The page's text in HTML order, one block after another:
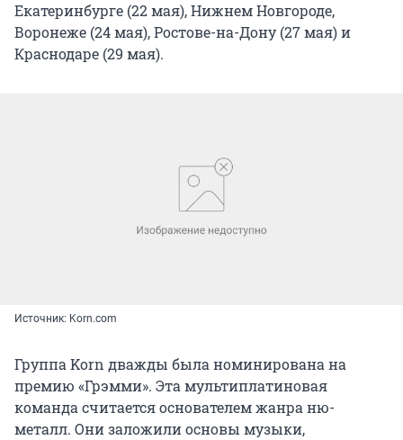
Екатеринбурге (22 мая), Нижнем Новгороде,
Воронеже (24 мая), Ростове-на-Дону (27 мая) и
Краснодаре (29 мая).
Источник: Korn.com
Группа Korn дважды была номинирована на
премию «Грэмми». Эта мультиплатиновая
команда считается основателем жанра ню-
металл. Они заложили основы музыки,